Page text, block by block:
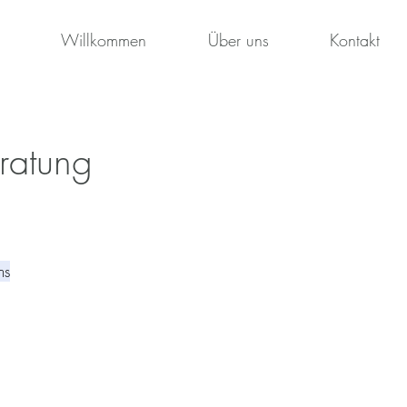
Willkommen Über uns Kontakt